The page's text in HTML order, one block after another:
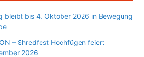
bleibt bis 4. Oktober 2026 in Bewegung
– Shredfest Hochfügen feiert
2026